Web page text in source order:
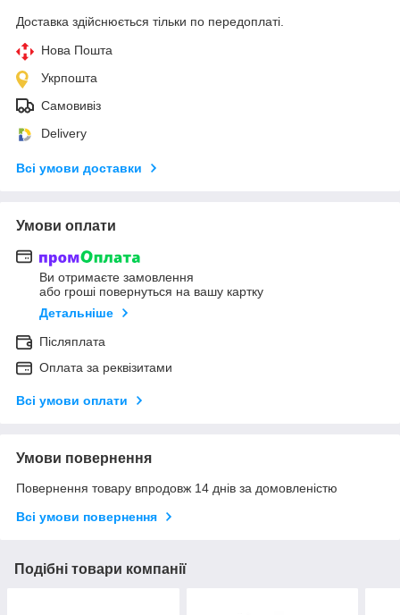
Доставка здійснюється тільки по передоплаті.
Нова Пошта
Укрпошта
Самовивіз
Delivery
Всі умови доставки
Умови оплати
Ви отримаєте замовлення
або гроші повернуться на вашу картку
Детальніше
Післяплата
Оплата за реквізитами
Всі умови оплати
Умови повернення
Повернення товару впродовж 14 днів за домовленістю
Всі умови повернення
Подібні товари компанії